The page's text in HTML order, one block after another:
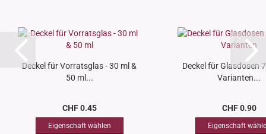
Deckel für Vorratsglas - 30 ml &
50 ml...
CHF 0.45
Deckel für Glasdosen
Varianten...
CHF 0.90